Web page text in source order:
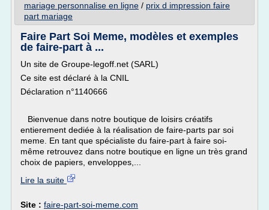
mariage personnalise en ligne / prix d impression faire
part mariage
Faire Part Soi Meme, modèles et exemples
de faire-part à ...
Un site de Groupe-legoff.net (SARL)
Ce site est déclaré à la CNIL
Déclaration n°1140666
Bienvenue dans notre boutique de loisirs créatifs
entierement dediée à la réalisation de faire-parts par soi
meme. En tant que spécialiste du faire-part à faire soi-
même retrouvez dans notre boutique en ligne un très grand
choix de papiers, enveloppes,...
Lire la suite
Site : faire-part-soi-meme.com